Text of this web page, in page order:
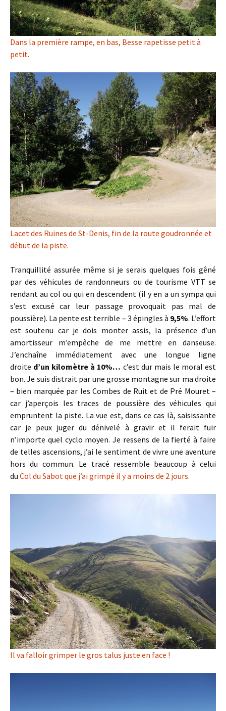
Dans la première rampe, en bas, Besse rapetisse petit à
petit.
Lacet des Ruines de St-Denis, fin de la route goudronnée et
début de la piste.
Tranquillité assurée même si je serais quelques fois gêné
par des véhicules de randonneurs ou de tourisme VTT se
rendant au col ou qui en descendent (il y en a un sympa qui
s’est excusé car leur passage provoquait pas mal de
poussière). La pente est terrible – 3 épingles à 9,5%. L’effort
est soutenu car je dois monter assis, la présence d’un
amortisseur m’empêche de me mettre en danseuse.
J’enchaîne immédiatement avec une longue ligne
droite d’un kilomètre à 10%… c’est dur mais le moral est
bon. Je suis distrait par une grosse montagne sur ma droite
– bien marquée par les Combes de Ruit et de Pré Mouret –
car j’aperçois les traces de poussière des véhicules qui
empruntent la piste. La vue est, dans ce cas là, saisissante
car je peux juger du dénivelé à gravir et il ferait fuir
n’importe quel cyclo moyen. Je ressens de la fierté à faire
de telles ascensions, j’ai le sentiment de vivre une aventure
hors du commun. Le tracé ressemble beaucoup à celui
du Col du Sabot que j’ai grimpé il y a moins de 2 jours.
Il va falloir grimper le gros talus juste en face !